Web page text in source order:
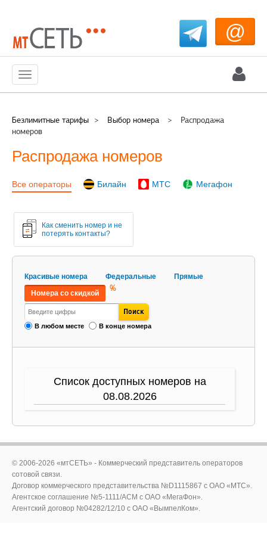
@
Меню
Безлимитные тарифы > Выбор номера >
Распродажа
номеров
Распродажа номеров
Все операторы Билайн МТС Мегафон
Как сменить номер и не
потерять контакты?
Красивые номера Федеральные
Прямые
Номера со скидкой
%
В любом месте В конце номера
Список доступных номеров на
08.08.2026
© 2006-2026 «мтСЕТЬ» - Коммерческий представитель операторов
сотовой связи.
Договор коммерческого представительства №D1115867 c ОАО «МТС».
Агентское соглашение №5-1111/ACM c ОАО «МегаФон».
Агентский договор №04282/12/10 с ОАО «ВымпелКом».